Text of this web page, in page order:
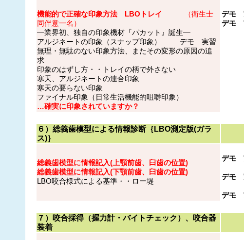
機能的で正確な印象方法 LBOトレイ
（衛生士
同伴意一名）
―業界初、独自の印象機材『パカット』誕生―
アルジネートの印象（スナップ印象） デモ 実習
無理・無駄のない印象方法、またその変形の原因の追
求
印象のはずし方・・トレイの柄で外さない
寒天、アルジネートの連合印象
寒天の要らない印象
ファイナル印象（日常生活機能的咀嚼印象）
…確実に印象されていますか？
デモ
デモ
６）総義歯模型による情報診断｛LBO測定版(ガラ
ス)｝
総義歯模型に情報記入(上顎前歯、臼歯の位置)
総義歯模型に情報記入(下顎前歯、臼歯の位置)
LBO咬合様式による基準・・ロー堤
デモ
デモ
デモ
７）咬合採得（握力計・バイトチェック）、咬合器
装着